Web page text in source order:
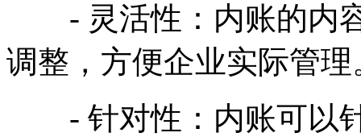
- 灵活性：内账的内容
调整，方便企业实际管理
- 针对性：内账可以针